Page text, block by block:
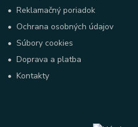
•Reklamačný poriadok
• Ochrana osobných údajov
•Súbory cookies
•Doprava a platba
•Kontakty